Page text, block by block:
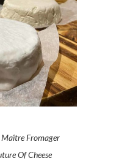
Maître Fromager
Of Cheese